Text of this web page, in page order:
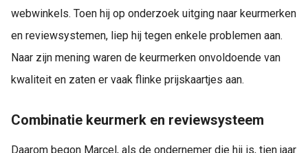
webwinkels. Toen hij op onderzoek uitging naar keurmerken
en reviewsystemen, liep hij tegen enkele problemen aan.
Naar zijn mening waren de keurmerken onvoldoende van
kwaliteit en zaten er vaak flinke prijskaartjes aan.
Combinatie keurmerk en reviewsysteem
Daarom begon Marcel, als de ondernemer die hij is, tien jaar